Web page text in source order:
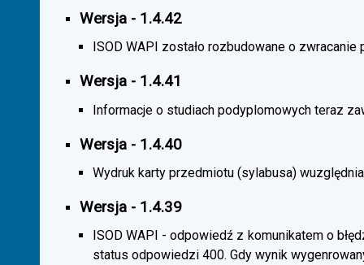
Wersja - 1.4.42
ISOD WAPI zostało rozbudowane o zwracanie
Wersja - 1.4.41
Informacje o studiach podyplomowych teraz
Wersja - 1.4.40
Wydruk karty przedmiotu (sylabusa)
Wersja - 1.4.39
ISOD WAPI - odpowiedź z komunikatem o
status odpowiedzi 400. Gdy wynik